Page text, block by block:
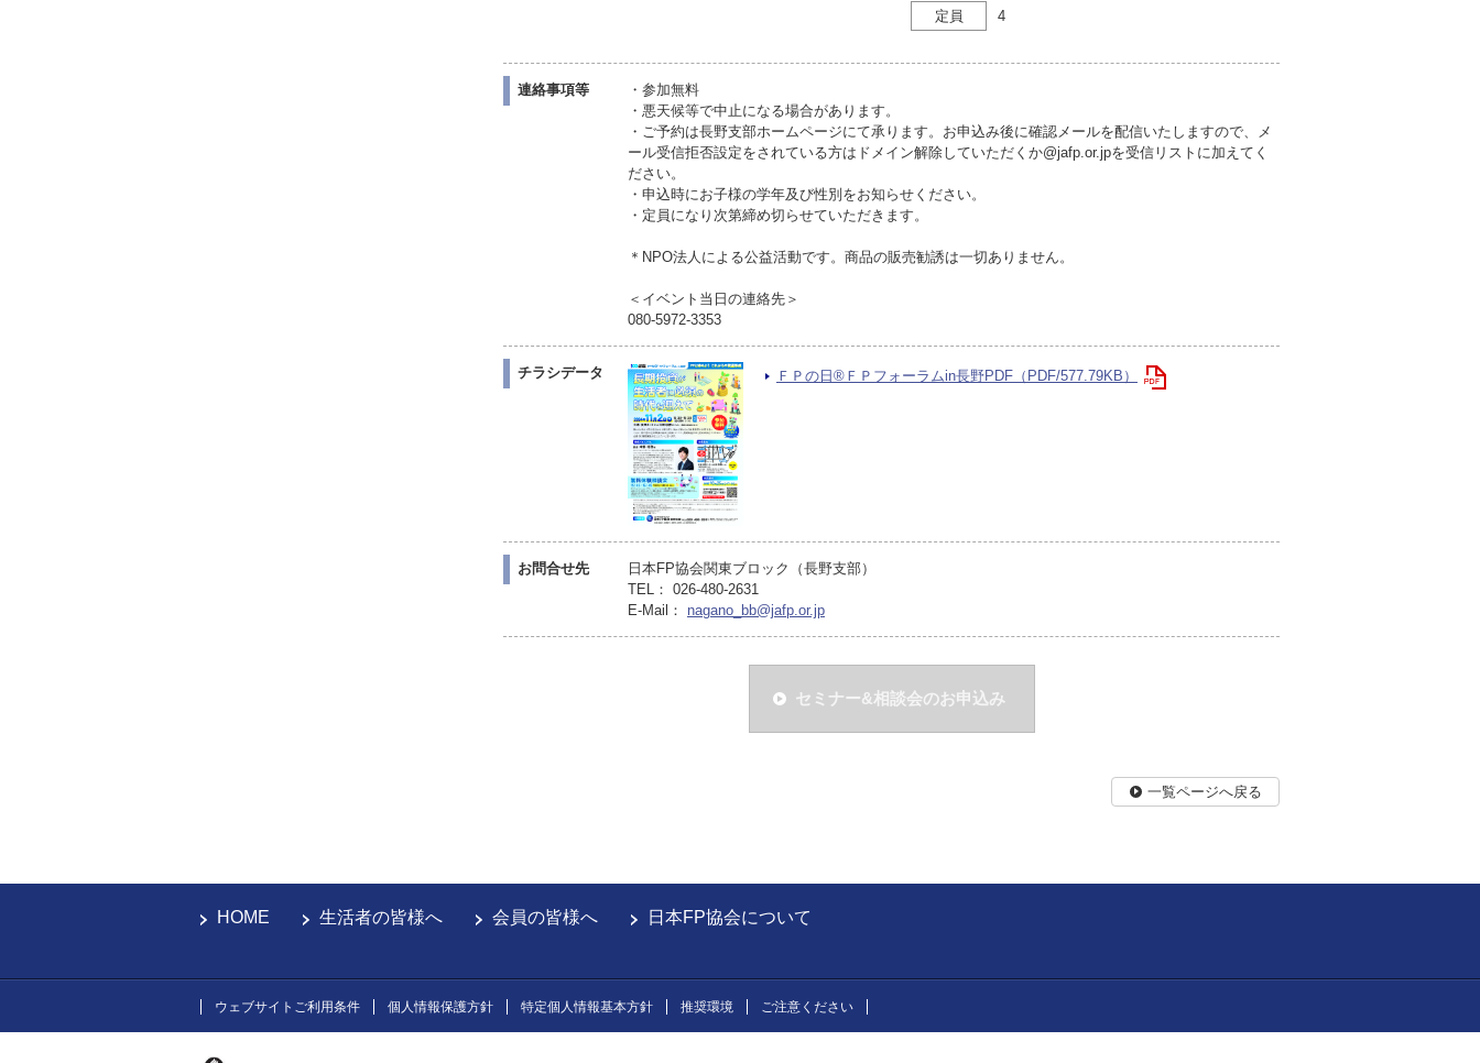
定員 4
連絡事項等
・参加無料
・悪天候等で中止になる場合があります。
・ご予約は長野支部ホームページにて承ります。お申込み後に確認メールを配信いたしますので、メ
ール受信拒否設定をされている方はドメイン解除していただくか@jafp.or.jpを受信リストに加えてく
ださい。
・申込時にお子様の学年及び性別をお知らせください。
・定員になり次第締め切らせていただきます。
＊NPO法人による公益活動です。商品の販売勧誘は一切ありません。
＜イベント当日の連絡先＞
080-5972-3353
チラシデータ ＦＰの日®ＦＰフォーラムin長野PDF（PDF/577.79KB）
お問合せ先
日本FP協会関東ブロック（長野支部）
TEL： 026-480-2631
E-Mail： nagano_bb@jafp.or.jp
セミナー&相談会のお申込み
一覧ページへ戻る
HOME 生活者の皆様へ 会員の皆様へ 日本FP協会について
ウェブサイトご利用条件 個人情報保護方針 特定個人情報基本方針 推奨環境 ご注意ください